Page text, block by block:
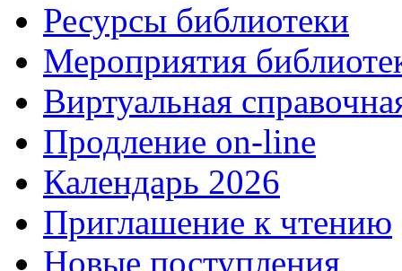
Ресурсы библиотеки
Мероприятия
Виртуальная
Продление on-line
Календарь 2026
Приглашение к чтению
Новые поступления